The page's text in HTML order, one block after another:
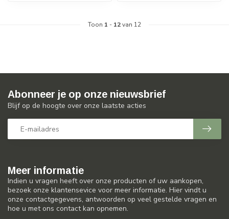
Toon 1 - 12van 12
Meer informatie
Indien u vragen heeft over onze producten of uw aankopen,
bezoek onze klantensevice voor meer informatie. Hier vindt u
onze contactgegevens, antwoorden op veel gestelde vragen en
hoe u met ons contact kan opnemen.
Abonneer je op onze nieuwsbrief
Blijf op de hoogte over onze laatste acties